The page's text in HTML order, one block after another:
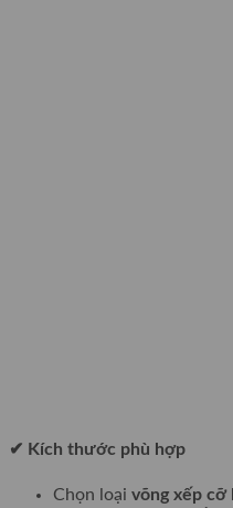
✔ Kích thước phù hợp
Chọn loại võng xếp cỡ